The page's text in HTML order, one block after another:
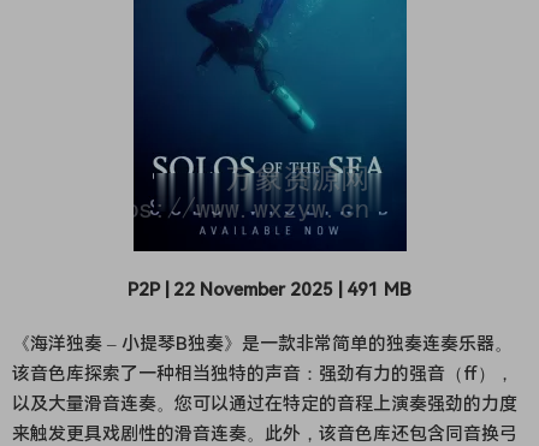
P2P | 22 November 2025 | 491 MB
《海洋独奏 – 小提琴B独奏》是一款非常简单的独奏连奏乐器。
该音色库探索了一种相当独特的声音：强劲有力的强音（ff），
以及大量滑音连奏。您可以通过在特定的音程上演奏强劲的力度
来触发更具戏剧性的滑音连奏。此外，该音色库还包含同音换弓